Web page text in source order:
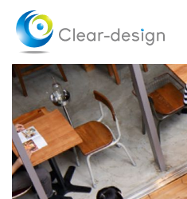
Skip
content